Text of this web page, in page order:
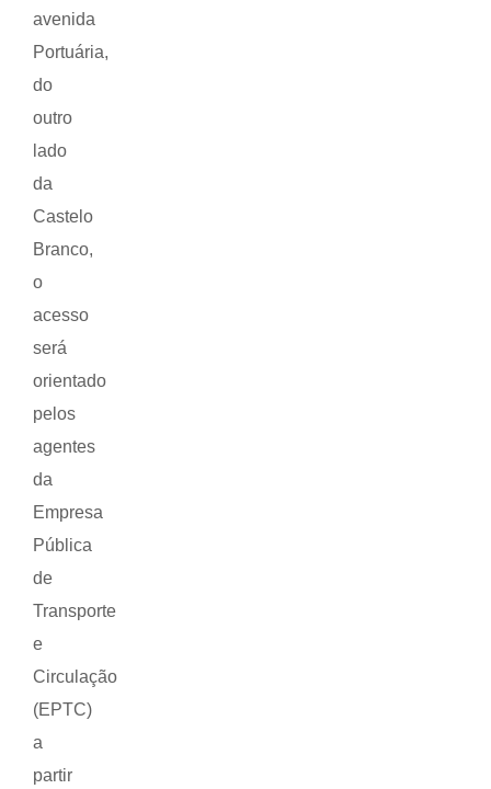
avenida
Portuária,
do
outro
lado
da
Castelo
Branco,
o
acesso
será
orientado
pelos
agentes
da
Empresa
Pública
de
Transporte
e
Circulação
(EPTC)
a
partir